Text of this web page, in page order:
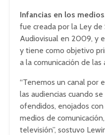
Infancias en los
fue creada por la Ley de
Audiovisual en 2009, y
y tiene como objetivo
a la comunicación de las
“Tenemos un canal por
las audiencias cuando
ofendidos, enojados
medios de
televisión”, sostuvo